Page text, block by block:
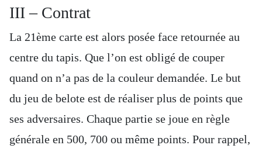
III – Contrat
La 21ème carte est alors posée face retournée au
centre du tapis. Que l’on est obligé de couper
quand on n’a pas de la couleur demandée. Le but
du jeu de belote est de réaliser plus de points que
ses adversaires. Chaque partie se joue en règle
générale en 500, 700 ou même points. Pour rappel,